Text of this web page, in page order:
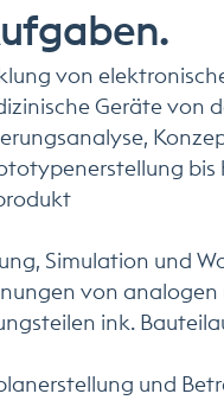
von
Geräte von
bis
Simulation und
von
ink.
und